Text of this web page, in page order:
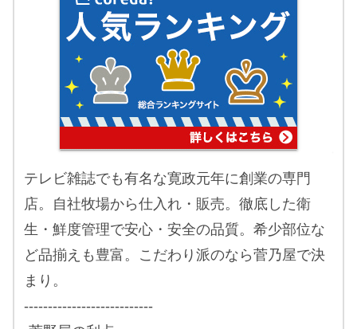
テレビ雑誌でも有名な寛政元年に創業の専門
店。自社牧場から仕入れ・販売。徹底した衛
生・鮮度管理で安心・安全の品質。希少部位な
ど品揃えも豊富。こだわり派のなら菅乃屋で決
まり。
---------------------------